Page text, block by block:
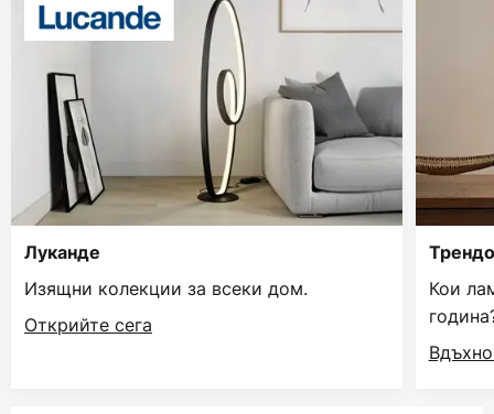
Луканде
Изящни колекции за всеки дом.
Открийте сега
Кои